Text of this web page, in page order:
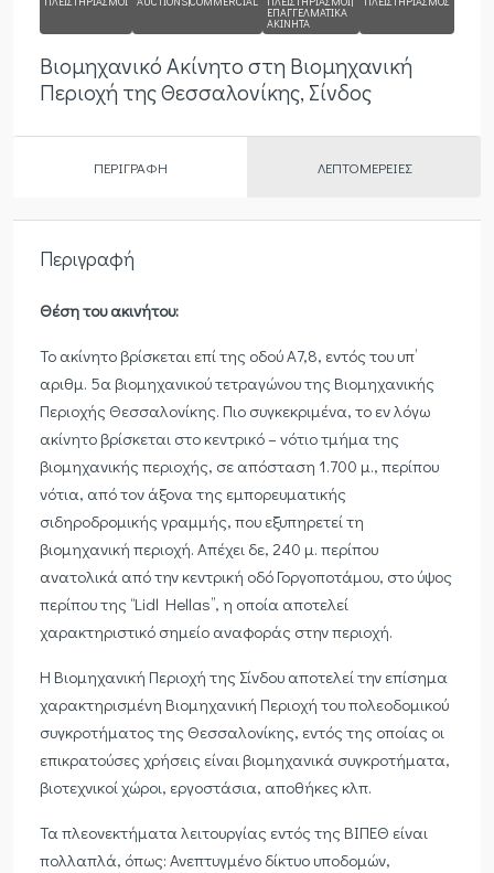
ΕΠΑΓΓΕΛΜΑΤΙΚΆ
ΑΚΊΝΗΤΑ
Βιομηχανικό Ακίνητο στη Βιομηχανική
Περιοχή της Θεσσαλονίκης, Σίνδος
ΠΕΡΙΓΡΑΦΉ ΛΕΠΤΟΜΈΡΕΙΕΣ
Περιγραφή
Θέση του ακινήτου:
Το ακίνητο βρίσκεται επί της οδού Α7,8, εντός του υπ’
αριθμ. 5α βιομηχανικού τετραγώνου της Βιομηχανικής
Περιοχής Θεσσαλονίκης. Πιο συγκεκριμένα, το εν λόγω
ακίνητο βρίσκεται στο κεντρικό – νότιο τμήμα της
βιομηχανικής περιοχής, σε απόσταση 1.700 μ., περίπου
νότια, από τον άξονα της εμπορευματικής
σιδηροδρομικής γραμμής, που εξυπηρετεί τη
βιομηχανική περιοχή. Απέχει δε, 240 μ. περίπου
ανατολικά από την κεντρική οδό Γοργοποτάμου, στο ύψος
περίπου της ‘‘Lidl Hellas’’, η οποία αποτελεί
χαρακτηριστικό σημείο αναφοράς στην περιοχή.
Η Βιομηχανική Περιοχή της Σίνδου αποτελεί την επίσημα
χαρακτηρισμένη Βιομηχανική Περιοχή του πολεοδομικού
συγκροτήματος της Θεσσαλονίκης, εντός της οποίας οι
επικρατούσες χρήσεις είναι βιομηχανικά συγκροτήματα,
βιοτεχνικοί χώροι, εργοστάσια, αποθήκες κλπ.
Τα πλεονεκτήματα λειτουργίας εντός της ΒΙΠΕΘ είναι
πολλαπλά, όπως: Ανεπτυγμένο δίκτυο υποδομών,